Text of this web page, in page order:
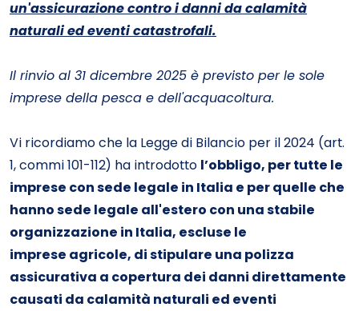
un'assicurazione contro i danni da calamità
naturali ed eventi catastrofali.
Il rinvio al 31 dicembre 2025 è previsto per le sole
imprese della pesca e dell'acquacoltura.
Vi ricordiamo che la Legge di Bilancio per il 2024 (art.
1, commi 101-112) ha introdotto l’obbligo, per tutte le
imprese con sede legale in Italia e per quelle che
hanno sede legale all'estero con una stabile
organizzazione in Italia, escluse le
imprese agricole, di stipulare una polizza
assicurativa a copertura dei danni direttamente
causati da calamità naturali ed eventi